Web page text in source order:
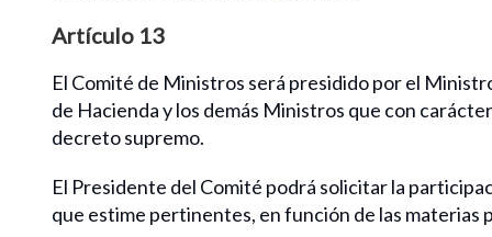
Artículo 13
El Comité de Ministros será presidido por el
de Hacienda y los demás Ministros que con
decreto supremo.
El Presidente del Comité podrá solicitar la
que estime pertinentes, en función de las materias